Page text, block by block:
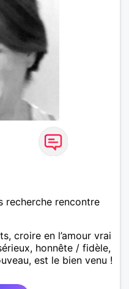
recherche rencontre
croire en l’amour vrai
honnête / fidèle,
est le bien venu !